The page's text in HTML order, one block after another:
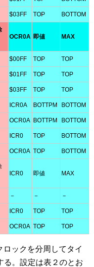
$03FF TOP BOTTOM
OCR0A 即値 MAX
$00FF TOP TOP
$01FF TOP TOP
$03FF TOP TOP
ICR0A BOTTPM BOTTOM
OCR0A BOTTPM BOTTOM
ICR0 TOP BOTTOM
OCR0A TOP BOTTOM
ICR0 即値 MAX
－ － －
ICR0 TOP TOP
OCR0A TOP TOP
ックを分周してタイ
る。設定は表２のとお